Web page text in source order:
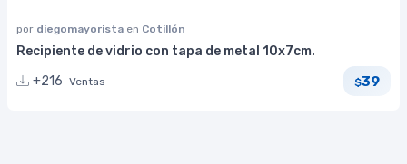
por diegomayorista en Cotillón
Recipiente de vidrio con tapa de metal 10x7cm.
+216 Ventas $39